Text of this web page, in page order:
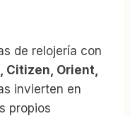
de relojería con
Citizen, Orient,
invierten en
propios